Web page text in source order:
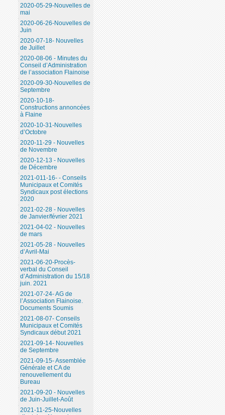
2020-05-29-Nouvelles de
mai
2020-06-26-Nouvelles de
Juin
2020-07-18- Nouvelles
de Juillet
2020-08-06 - Minutes du
Conseil d’Administration
de l’association Flainoise
2020-09-30-Nouvelles de
Septembre
2020-10-18-
Constructions annoncées
à Flaine
2020-10-31-Nouvelles
d’Octobre
2020-11-29 - Nouvelles
de Novembre
2020-12-13 - Nouvelles
de Décembre
2021-011-16- - Conseils
Municipaux et Comités
Syndicaux post élections
2020
2021-02-28 - Nouvelles
de Janvier/février 2021
2021-04-02 - Nouvelles
de mars
2021-05-28 - Nouvelles
d’Avril-Mai
2021-06-20-Procès-
verbal du Conseil
d’Administration du 15/18
juin. 2021
2021-07-24- AG de
l’Association Flainoise.
Documents Soumis
2021-08-07- Conseils
Municipaux et Comités
Syndicaux début 2021
2021-09-14- Nouvelles
de Septembre
2021-09-15- Assemblée
Générale et CA de
renouvellement du
Bureau
2021-09-20 - Nouvelles
de Juin-Juillet-Août
2021-11-25-Nouvelles